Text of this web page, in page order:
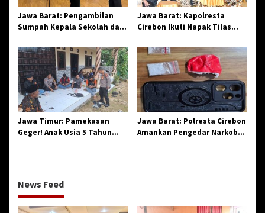
Jawa Barat: Pengambilan
Sumpah Kepala Sekolah dan
Penegasan Integritas
Aparatur Pendidikan dan
Birokrasi
Jawa Barat: Kapolresta
Cirebon Ikuti Napak Tilas
Sinergi dan Pelestarian
Sejarah
Jawa Timur: Pamekasan
Geger! Anak Usia 5 Tahun
Jawa Barat: Polresta Cirebon
Amankan Pengedar Narkoba
News Feed